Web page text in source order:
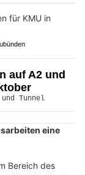
auf A2 und
eine
Bereich des